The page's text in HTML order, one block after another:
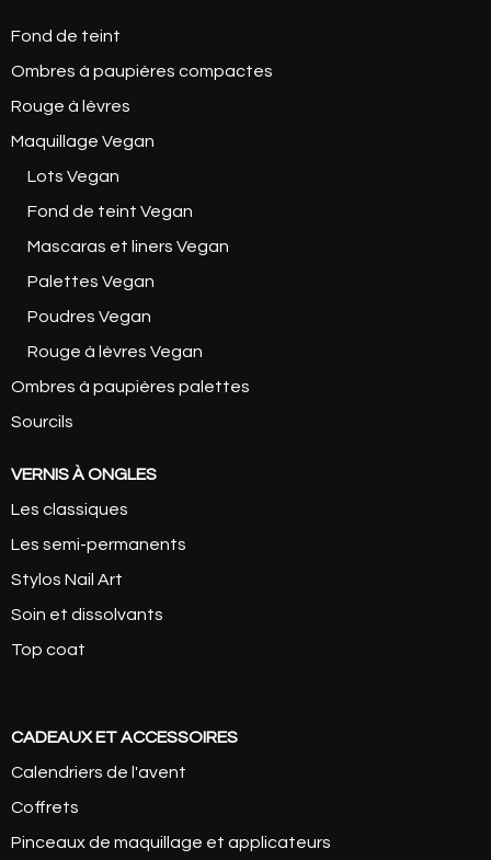
Fond de teint
Ombres à paupières compactes
Rouge à lèvres
Maquillage Vegan
Lots Vegan
Fond de teint Vegan
Mascaras et liners Vegan
Palettes Vegan
Poudres Vegan
Rouge à lèvres Vegan
Ombres à paupières palettes
Sourcils
VERNIS À ONGLES
Les classiques
Les semi-permanents
Stylos Nail Art
Soin et dissolvants
Top coat
CADEAUX ET ACCESSOIRES
Calendriers de l'avent
Coffrets
Pinceaux de maquillage et applicateurs